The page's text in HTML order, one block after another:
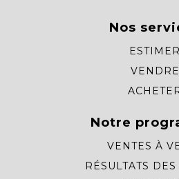
Nos
ESTIMER
VENDRE
Notre
VENTES À
RÉSULTATS